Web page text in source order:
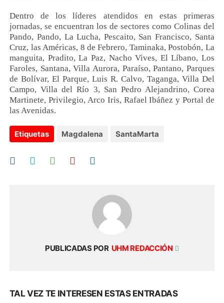
Dentro de los líderes atendidos en estas primeras
jornadas, se encuentran los de sectores como Colinas del
Pando, Pando, La Lucha, Pescaito, San Francisco, Santa
Cruz, las Américas, 8 de Febrero, Taminaka, Postobón, La
manguita, Pradito, La Paz, Nacho Vives, El Líbano, Los
Faroles, Santana, Villa Aurora, Paraíso, Pantano, Parques
de Bolívar, El Parque, Luis R. Calvo, Taganga, Villa Del
Campo, Villa del Río 3, San Pedro Alejandrino, Corea
Martinete, Privilegio, Arco Iris, Rafael Ibáñez y Portal de
las Avenidas.
Etiquetas Magdalena SantaMarta
PUBLICADAS POR UHM REDACCIÓN
TAL VEZ TE INTERESEN ESTAS ENTRADAS